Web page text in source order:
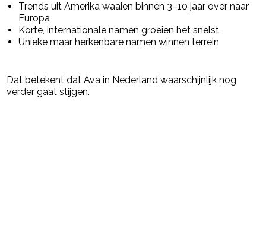
Trends uit Amerika waaien binnen 3–10 jaar over naar
Europa
Korte, internationale namen groeien het snelst
Unieke maar herkenbare namen winnen terrein
Dat betekent dat Ava in Nederland waarschijnlijk nog
verder gaat stijgen.